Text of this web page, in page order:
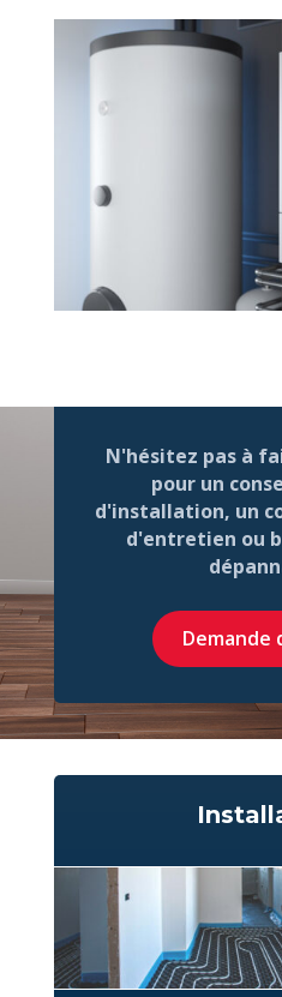
N'hésitez pas à
pour un
d'installation, un
d'entretien ou
Demande